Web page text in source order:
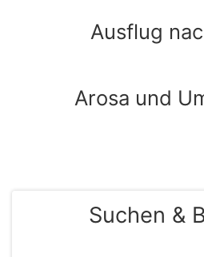
KONDITIONEN
IMPRESSIONEN
Ausflug
Arosa und
Suchen &